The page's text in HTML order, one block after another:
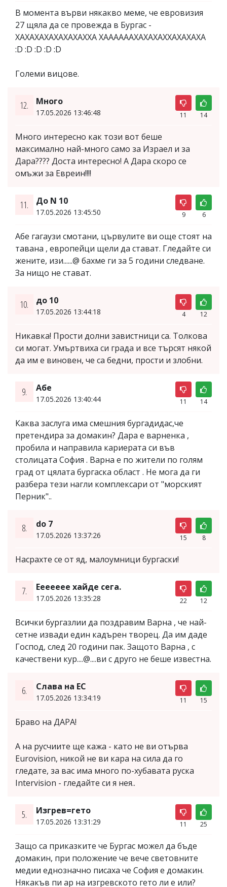
В момента върви някакво меме, че евровизия
27 щяла да се провежда в Бургас -
ХАХАХАХАХАХАХАХХА ХААААААХАХАХАХХАХАХАХА
:D :D :D :D :D
Големи вицове.
12. Много
17.05.2026 13:46:48 11 14
Много интересно как този вот беше
максимално най-много само за Израел и за
Дара???? Доста интересно! А Дара скоро се
омъжи за Евреин!!!!
11. До N 10
17.05.2026 13:45:50 9 6
Абе гагаузи смотани, цървулите ви още стоят на
тавана , европейци щели да стават. Гледайте си
жените, изи......@ бахме ги за 5 години следване.
За нищо не стават.
10. до 10
17.05.2026 13:44:18 4 12
Никавка! Прости долни завистници са. Толкова
си могат. Умъртвиха си града и все търсят някой
да им е виновен, че са бедни, прости и злобни.
9. Абе
17.05.2026 13:40:44 11 14
Каква заслуга има смешния бургадидас,че
претендира за домакин? Дара е варненка ,
пробила и направила кариерата си във
столицата София . Варна е по жители по голям
град от цялата бургаска област . Не мога да ги
разбера тези нагли комплексари от "морският
Перник"..
8. do 7
17.05.2026 13:37:26 15 8
Насрахте се от яд, малоумници бургаски!
7. Еееееее хайде сега.
17.05.2026 13:35:28 22 12
Всички бургазлии да поздравим Варна , че най-
сетне извади един кадърен творец. Да им даде
Господ, след 20 години пак. Защото Варна , с
качествени кур....@....ви с друго не беше известна.
6. Слава на ЕС
17.05.2026 13:34:19 11 15
Браво на ДАРА!
А на русчиите ще кажа - като не ви отърва
Eurovision, никой не ви кара на сила да го
гледате, за вас има много по-хубавата руска
Intervision - гледайте си я нея..
5. Изгрев=гето
17.05.2026 13:31:29 11 25
Защо са приказките че Бургас можел да бъде
домакин, при положение че вече световните
медии еднозначно писаха че София е домакин.
Някакъв пи ар на изгревското гето ли е или?